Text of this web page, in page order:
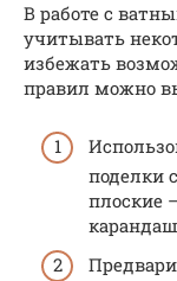
В работе с
учитывать
избежать
правил можно
поделки
плоские